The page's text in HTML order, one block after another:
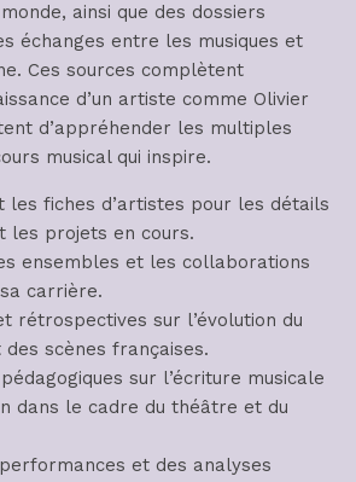
ainsi que des dossiers
échanges entre les musiques et
Ces sources complètent
d’un artiste comme Olivier
d’appréhender les multiples
musical qui inspire.
les fiches d’artistes pour les détails
les projets en cours.
ensembles et les collaborations
carrière.
rétrospectives sur l’évolution du
scènes françaises.
sur l’écriture musicale
dans le cadre du théâtre et du
et des analyses